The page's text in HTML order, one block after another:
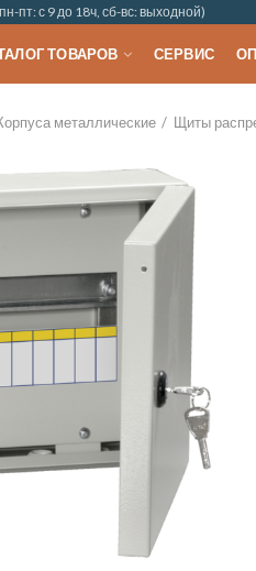
пт: с 9 до 18ч, сб-вс: выходной)
ТОВАРОВ СЕРВИС
металлические Щиты